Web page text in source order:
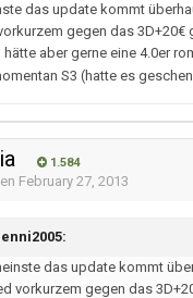
das update kommt
gegen das 3D+20€
aber gerne eine 4.0er
S3 (hatte es
1.584
February 27, 2013
das update kommt
vorkurzem gegen das